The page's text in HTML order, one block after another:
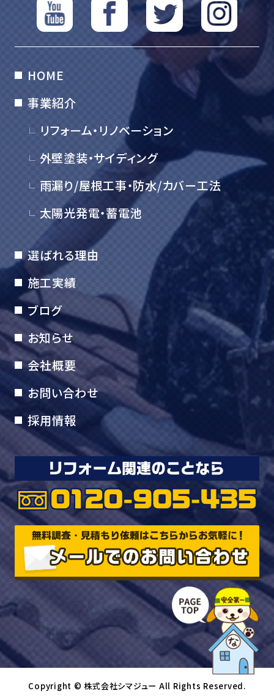
HOME
事業紹介
リフォーム・リノベーション
外壁塗装・サイディング
雨漏り/屋根工事・防水/カバー工法
太陽光発電・蓄電池
選ばれる理由
施工実績
ブログ
お知らせ
会社概要
お問い合わせ
採用情報
Copyright © 株式会社シマジュー All Rights Reserved.